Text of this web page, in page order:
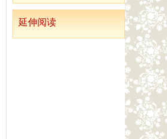
延伸阅读